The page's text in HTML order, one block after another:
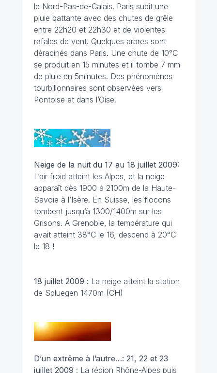
le Nord-Pas-de-Calais. Paris subit une
pluie battante avec des chutes de grêle
entre 22h20 et 22h30 et de violentes
rafales de vent. Quelques arbres sont
déracinés dans Paris. Une chute de 10°C
se produit en 15 minutes et il tombe 7 mm
de pluie en 5minutes. Des phénomènes
tourbillonnaires sont observées vers
Pontoise et dans l’Oise.
Neige de la nuit du 17 au 18 juillet 2009:
L’air froid atteint les Alpes, et la neige
apparaît dès 1900 à 2100m de la Haute-
Savoie à l’Isère. En Suisse, les flocons
tombent jusqu’à 1300/1400m sur les
Grisons. A Grenoble, la température qui
avait atteint 38°C le 16, descend à 20°C
le 18 !
18 juillet 2009 : La neige atteint la station
de Spluegen 1470m (CH)
D’un extrême à l’autre…: 21, 22 et 23
juillet 2009 : La région Rhône-Alpes puis